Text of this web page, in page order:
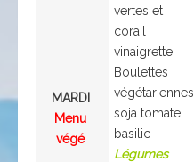
MARDI
Menu
végé
vertes et
corail
vinaigrette
Boulettes
végétariennes
soja tomate
basilic
Légumes